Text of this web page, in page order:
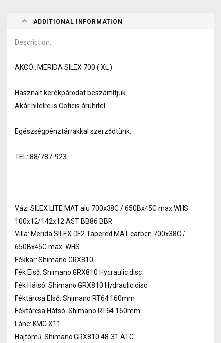
ADDITIONAL INFORMATION
Description
AKCÓ:: MERIDA SILEX 700 ( XL )
Használt kerékpárodat beszámítjuk.
Akár hitelre is Cofidis áruhitel.
Egészségpénztárrakkal szerződtünk.
TEL: 88/787-923
Váz: SILEX LITE MAT alu 700x38C / 650Bx45C max.WHS
100x12/142x12 AST BB86 BBR
Villa: Merida SILEX CF2 Tapered MAT carbon 700x38C /
650Bx45C max. WHS
Fékkar: Shimano GRX810
Fék Első: Shimano GRX810 Hydraulic disc
Fék Hátsó: Shimano GRX810 Hydraulic disc
Féktárcsa Első: Shimano RT64 160mm
Féktárcsa Hátsó: Shimano RT64 160mm
Lánc: KMC X11
Hajtómű: Shimano GRX810 48-31 ATC